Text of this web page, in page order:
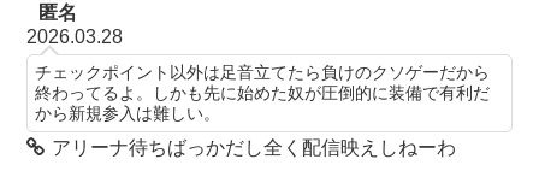
匿名
2026.03.28
チェックポイント以外は足音立てたら負けのクソゲーだから
終わってるよ。しかも先に始めた奴が圧倒的に装備で有利だ
から新規参入は難しい。
アリーナ待ちばっかだし全く配信映えしねーわ